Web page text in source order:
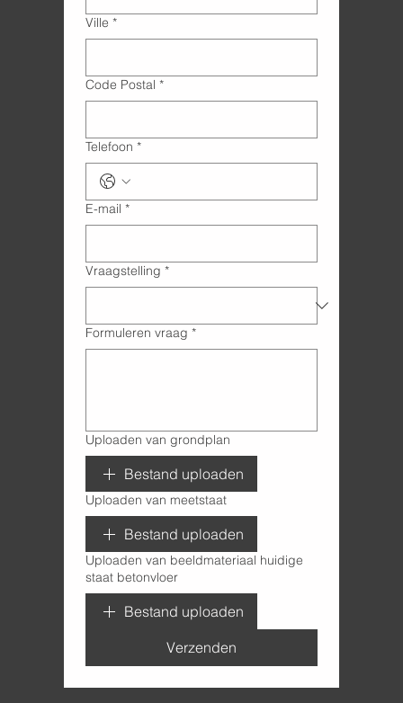
Ville *
Code Postal *
Telefoon *
E-mail *
Vraagstelling *
Formuleren vraag *
Uploaden van grondplan
Bestand uploaden
Uploaden van meetstaat
Bestand uploaden
Uploaden van beeldmateriaal huidige
staat betonvloer
Bestand uploaden
Verzenden